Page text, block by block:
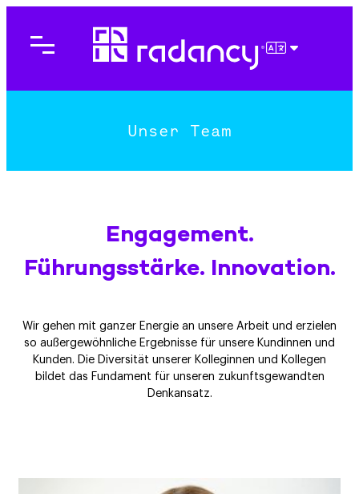
Inhalt
Unser Team
Engagement.
Führungsstärke. Innovation.
Wir gehen mit ganzer Energie an unsere Arbeit und erzielen
so außergewöhnliche Ergebnisse für unsere Kundinnen und
Kunden. Die Diversität unserer Kolleginnen und Kollegen
bildet das Fundament für unseren zukunftsgewandten
Denkansatz.